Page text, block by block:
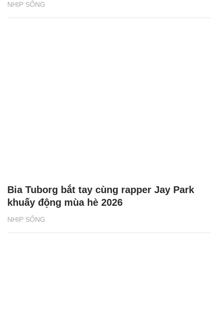
NHỊP SỐNG
NHỊP SỐNG
Bia Tuborg bắt tay cùng rapper Jay Park
khuấy động mùa hè 2026